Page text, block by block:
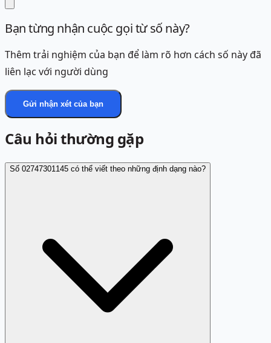
Bạn từng nhận cuộc gọi từ số này?
Thêm trải nghiệm của bạn để làm rõ hơn cách số này đã
liên lạc với người dùng
Gửi nhận xét của bạn
Câu hỏi thường gặp
Số 02747301145 có thể viết theo những định dạng nào?